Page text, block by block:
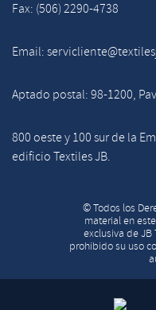
Fax: (506) 2290-4738
Email:
Aptado postal: 98-1200,
800 oeste y 100 sur de la
edificio Textiles JB.
© Todos los
material en
exclusiva de
prohibido su uso